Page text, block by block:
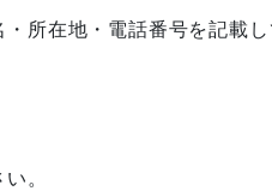
所在地・電話番号を記載
。